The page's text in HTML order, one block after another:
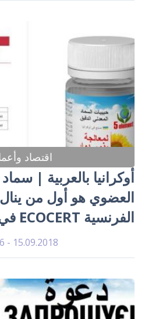
اقتصاد
العضوي هو أول من
الفرنسية ECOCERT في أوكرانيا
15.09.2018 - 17:16